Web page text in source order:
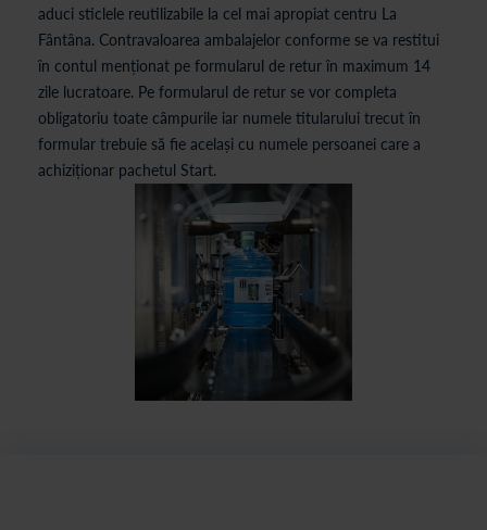
aduci sticlele reutilizabile la cel mai apropiat centru La
Fântâna. Contravaloarea ambalajelor conforme se va restitui
în contul menționat pe formularul de retur în maximum 14
zile lucratoare. Pe formularul de retur se vor completa
obligatoriu toate câmpurile iar numele titularului trecut în
formular trebuie să fie același cu numele persoanei care a
achiziționar pachetul Start.